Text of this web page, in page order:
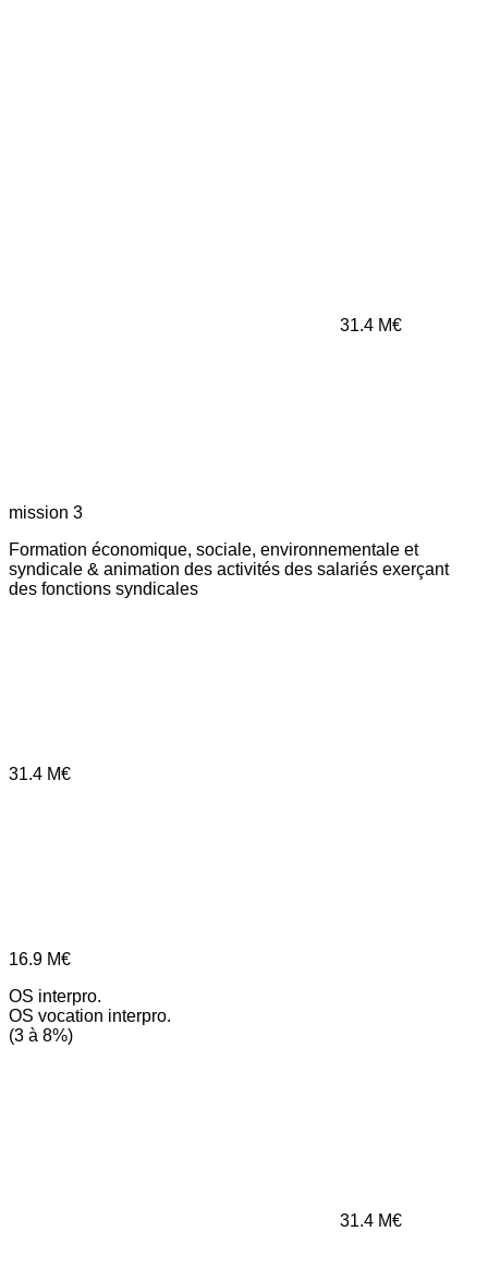
31.4 M€
mission 3
Formation économique, sociale, environnementale et
syndicale & animation des activités des salariés exerçant
des fonctions syndicales
31.4 M€
16.9 M€
OS interpro.
OS vocation interpro.
(3 à 8%)
31.4 M€